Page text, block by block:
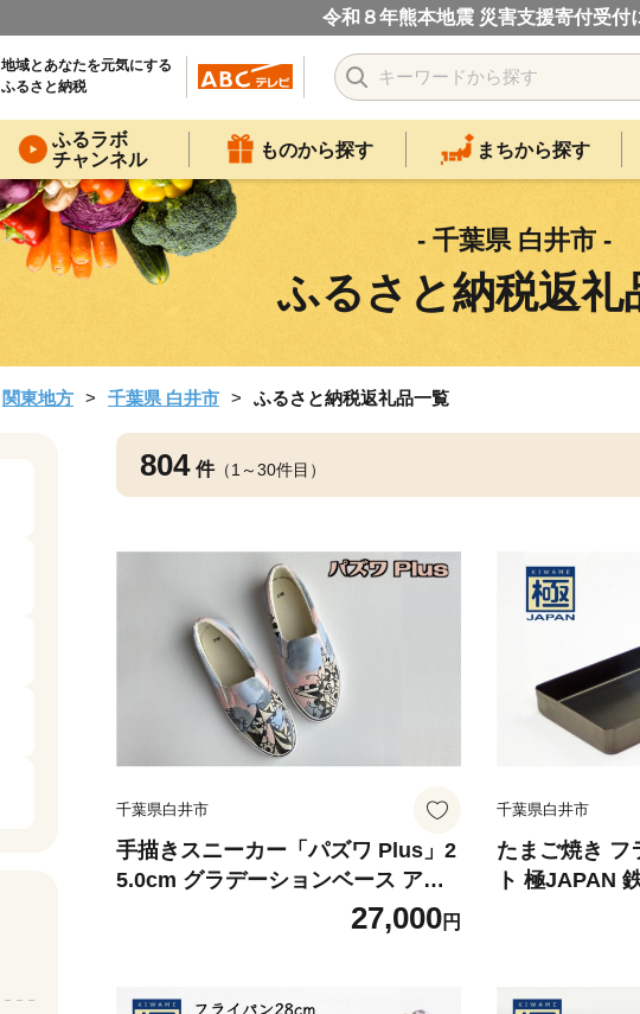
令和８年熊本地震 災害支援寄付受付
地域とあなたを元気にする
ふるさと納税
ふるラボ
チャンネル
ものから探す まちから探す
- 千葉県 白井市 -
ふるさと納税返礼
関東地方 千葉県 白井市 ふるさと納税返礼品一覧
804 件（1～30件目）
千葉県白井市
手描きスニーカー「パズワ Plus」2
5.0cm グラデーションベース アシ
27,000円
千葉県白井市
たまご焼き フ
ト 極JAPAN
い 焦げ付き
フライパン
卵焼き器 玉子